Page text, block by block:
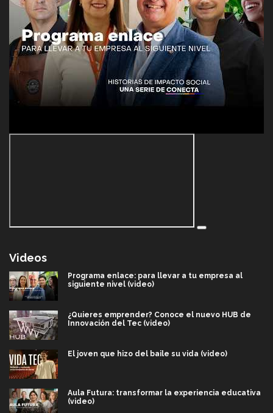
Videos
Programa enlace: para llevar a tu empresa al
siguiente nivel (video)
¿Quieres emprender? Conoce el nuevo HUB de
Innovación del Tec (video)
El joven que hizo del baile su vida (video)
Aula Futura: transformar la experiencia educativa
(video)